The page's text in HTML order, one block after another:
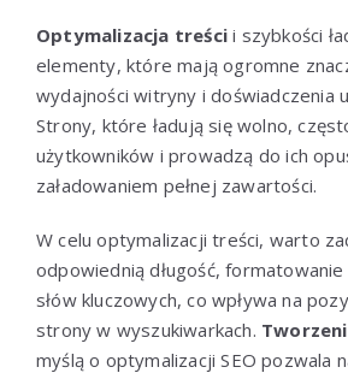
Optymalizacja treści i szybkości
elementy, które mają ogromne
wydajności witryny i doświadczenia
Strony, które ładują się wolno,
użytkowników i prowadzą do ich
załadowaniem pełnej zawartości.
W celu optymalizacji treści, warto
odpowiednią długość,
słów kluczowych, co wpływa na
strony w wyszukiwarkach.
myślą o optymalizacji SEO pozwala